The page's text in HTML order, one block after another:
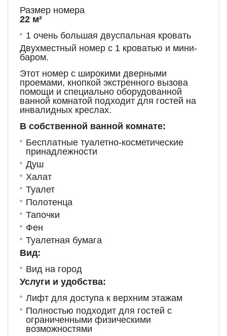
Размер номера
22 м²
1 очень большая двуспальная кровать
Двухместный номер с 1 кроватью и мини-
баром.
Этот номер с широкими дверными
проемами, кнопкой экстренного вызова
помощи и специально оборудованной
ванной комнатой подходит для гостей на
инвалидных креслах.
В собственной ванной комнате:
Бесплатные туалетно-косметические
принадлежности
Душ
Халат
Туалет
Полотенца
Тапочки
Фен
Туалетная бумага
Вид:
Вид на город
Услуги и удобства: ​
Лифт для доступа к верхним этажам
Полностью подходит для гостей с
ограниченными физическими
возможностями